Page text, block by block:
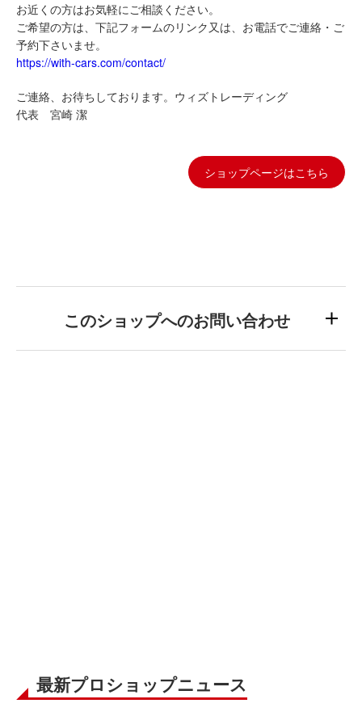
お近くの方はお気軽にご相談ください。
ご希望の方は、下記フォームのリンク又は、お電話でご連絡・ご
予約下さいませ。
https://with-cars.com/contact/
ご連絡、お待ちしております。ウィズトレーディング
代表 宮崎 潔
ショップページはこちら
このショップへのお問い合わせ
最新プロショップニュース